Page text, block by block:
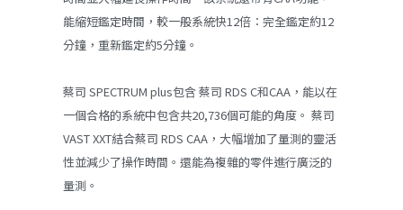
能縮短鑑定時間，較一般系統快12倍：完全鑑定約12
分鐘，重新鑑定約5分鐘。
蔡司 SPECTRUM plus包含 蔡司 RDS C和CAA，能以在
一個合格的系統中包含共20,736個可能的角度。 蔡司
VAST XXT結合蔡司 RDS CAA，大幅增加了量測的靈活
性並減少了操作時間。還能為複雜的零件進行廣泛的
量測。